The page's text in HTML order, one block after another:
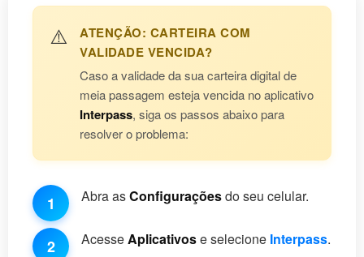
⚠️
ATENÇÃO: CARTEIRA COM
VALIDADE VENCIDA?
Caso a validade da sua carteira digital de
meia passagem esteja vencida no aplicativo
Interpass, siga os passos abaixo para
resolver o problema:
1 Abra asConfiguraçõesdo seu celular.
2 AcesseAplicativose selecione Interpass.